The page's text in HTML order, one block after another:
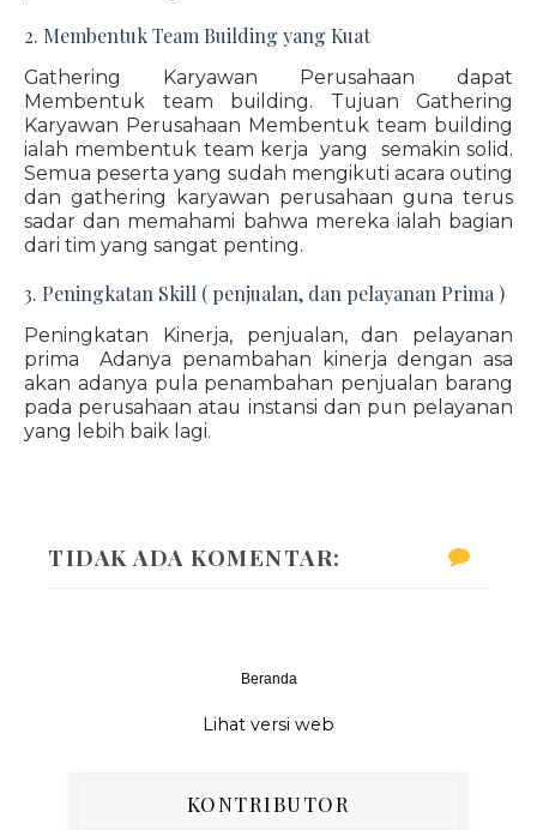
2. Membentuk Team Building yang Kuat
Gathering Karyawan Perusahaan dapat
Membentuk team building. Tujuan Gathering
Karyawan Perusahaan Membentuk team building
ialah membentuk team kerja yang semakin solid.
Semua peserta yang sudah mengikuti acara outing
dan gathering karyawan perusahaan guna terus
sadar dan memahami bahwa mereka ialah bagian
dari tim yang sangat penting.
3. Peningkatan Skill ( penjualan, dan pelayanan Prima )
Peningkatan Kinerja, penjualan, dan pelayanan
prima Adanya penambahan kinerja dengan asa
akan adanya pula penambahan penjualan barang
pada perusahaan atau instansi dan pun pelayanan
yang lebih baik lagi.
TIDAK ADA KOMENTAR:
Beranda
Lihat versi web
KONTRIBUTOR